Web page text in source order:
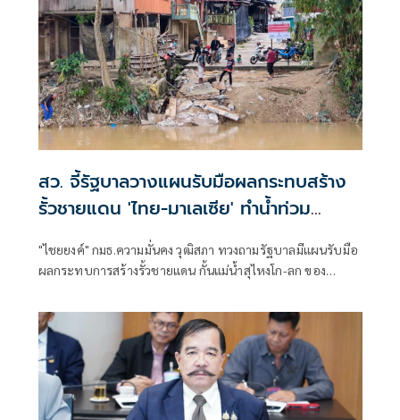
สว. จี้รัฐบาลวางแผนรับมือผลกระทบสร้าง
รั้วชายแดน 'ไทย-มาเลเซีย' ทำน้ำท่วม
นราธิวาสรุนแรงขึ้น
"ไชยยงค์" กมธ.ความมั่นคง วุฒิสภา ทวงถามรัฐบาลมีแผนรับมือ
ผลกระทบการสร้างรั้วชายแดน กั้นแม่น้ำสุไหงโก-ลก ของ